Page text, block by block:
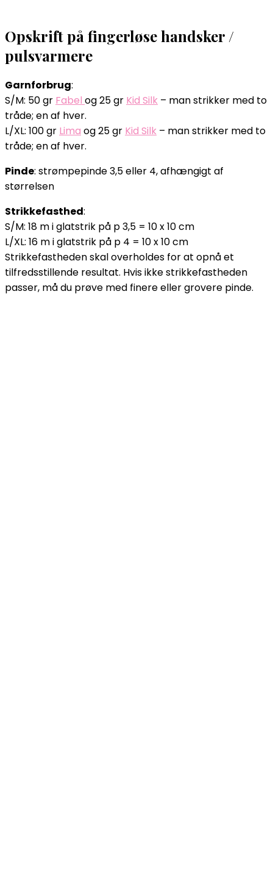
Opskrift på fingerløse handsker /
pulsvarmere
Garnforbrug:
S/M: 50 gr Fabel og 25 gr Kid Silk – man strikker med to
tråde; en af hver.
L/XL: 100 gr Lima og 25 gr Kid Silk – man strikker med to
tråde; en af hver.
Pinde: strømpepinde 3,5 eller 4, afhængigt af
størrelsen
Strikkefasthed:
S/M: 18 m i glatstrik på p 3,5 = 10 x 10 cm
L/XL: 16 m i glatstrik på p 4 = 10 x 10 cm
Strikkefastheden skal overholdes for at opnå et
tilfredsstillende resultat. Hvis ikke strikkefastheden
passer, må du prøve med finere eller grovere pinde.